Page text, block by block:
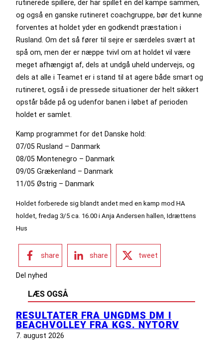
rutinerede spillere, der har spillet en del kampe sammen,
og også en ganske rutineret coachgruppe, bør det kunne
forventes at holdet yder en godkendt præstation i
Rusland. Om det så fører til sejre er særdeles svært at
spå om, men der er næppe tvivl om at holdet vil være
meget afhængigt af, dels at undgå uheld undervejs, og
dels at alle i Teamet er i stand til at agere både smart og
rutineret, også i de pressede situationer der helt sikkert
opstår både på og udenfor banen i løbet af perioden
holdet er samlet.
Kamp programmet for det Danske hold:
07/05 Rusland – Danmark
08/05 Montenegro – Danmark
09/05 Grækenland – Danmark
11/05 Østrig – Danmark
Holdet forberede sig blandt andet med en kamp mod HA
holdet, fredag 3/5 ca. 16.00 i Anja Andersen hallen, Idrættens
Hus
share share tweet
Del nyhed
LÆS OGSÅ
RESULTATER FRA UNGDMS DM I
BEACHVOLLEY FRA KGS. NYTORV
7. august 2026